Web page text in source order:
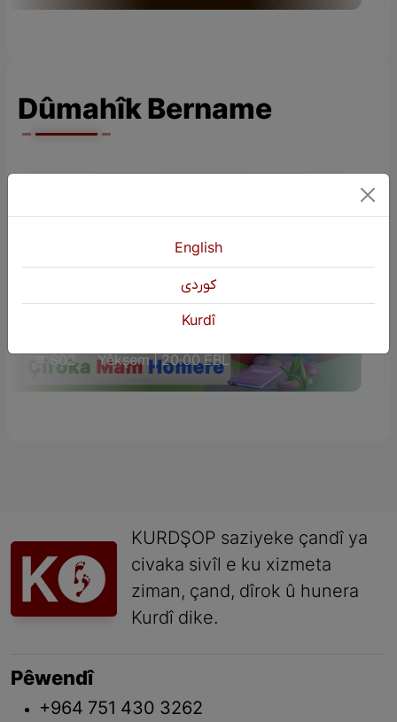
Dûmahîk Bername
ÇÎROKÊN ZAROKAN (Çîroka Mam
S02 Yêkşem | 20:00 EBL
English
كوردی
Kurdî
KURDŞOP saziyeke çandî ya
civaka sivîl e ku xizmeta
ziman, çand, dîrok û hunera
Kurdî dike.
Pêwendî
+964 751 430 3262